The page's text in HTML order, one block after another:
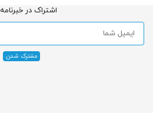
اشتراک در خبرنامه